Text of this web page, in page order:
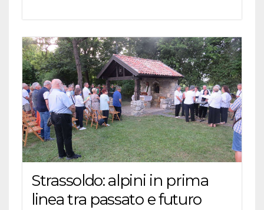
Strassoldo: alpini in prima
linea tra passato e futuro